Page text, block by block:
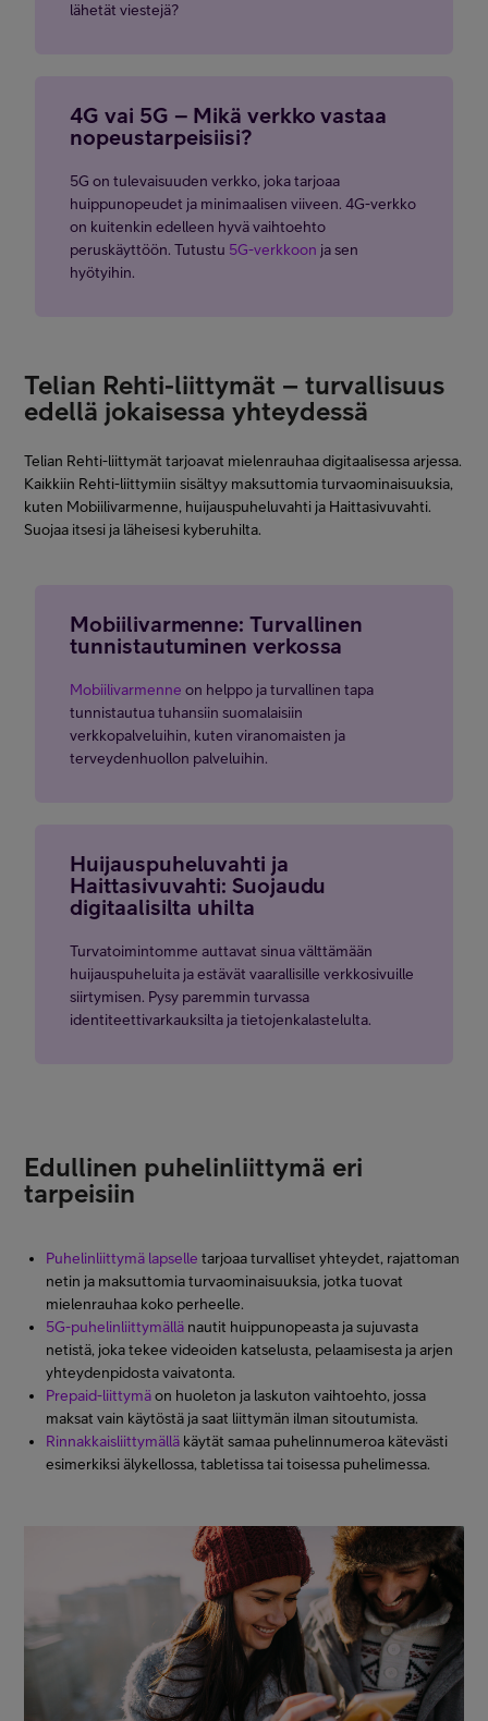
lähetät viestejä?
4G vai 5G – Mikä verkko vastaa
nopeustarpeisiisi?
5G on tulevaisuuden verkko, joka tarjoaa
huippunopeudet ja minimaalisen viiveen. 4G-verkko
on kuitenkin edelleen hyvä vaihtoehto
peruskäyttöön. Tutustu 5G-verkkoon ja sen
hyötyihin.
Telian Rehti-liittymät – turvallisuus
edellä jokaisessa yhteydessä
Telian Rehti-liittymät tarjoavat mielenrauhaa digitaalisessa arjessa.
Kaikkiin Rehti-liittymiin sisältyy maksuttomia turvaominaisuuksia,
kuten Mobiilivarmenne, huijauspuheluvahti ja Haittasivuvahti.
Suojaa itsesi ja läheisesi kyberuhilta.
Mobiilivarmenne: Turvallinen
tunnistautuminen verkossa
Mobiilivarmenne on helppo ja turvallinen tapa
tunnistautua tuhansiin suomalaisiin
verkkopalveluihin, kuten viranomaisten ja
terveydenhuollon palveluihin.
Huijauspuheluvahti ja
Haittasivuvahti: Suojaudu
digitaalisilta uhilta
Turvatoimintomme auttavat sinua välttämään
huijauspuheluita ja estävät vaarallisille verkkosivuille
siirtymisen. Pysy paremmin turvassa
identiteettivarkauksilta ja tietojenkalastelulta.
Edullinen puhelinliittymä eri
tarpeisiin
Puhelinliittymä lapselle tarjoaa turvalliset yhteydet, rajattoman
netin ja maksuttomia turvaominaisuuksia, jotka tuovat
mielenrauhaa koko perheelle.
5G-puhelinliittymällä nautit huippunopeasta ja sujuvasta
netistä, joka tekee videoiden katselusta, pelaamisesta ja arjen
yhteydenpidosta vaivatonta.
Prepaid-liittymäon huoleton ja laskuton vaihtoehto, jossa
maksat vain käytöstä ja saat liittymän ilman sitoutumista.
Rinnakkaisliittymällä käytät samaa puhelinnumeroa kätevästi
esimerkiksi älykellossa, tabletissa tai toisessa puhelimessa.